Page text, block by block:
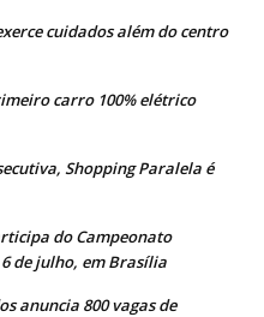
cuidados além do centro
carro 100% elétrico
Shopping Paralela é
do Campeonato
de julho, em Brasília
anuncia 800 vagas de